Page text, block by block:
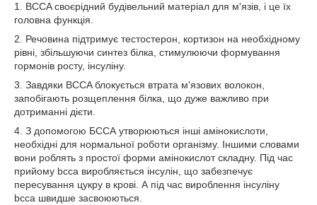
1. BCCA своєрідний будівельний матеріал для м'язів, і це їх
головна функція.
2. Речовина підтримує тестостерон, кортизон на необхідному
рівні, збільшуючи синтез білка, стимулюючи формування
гормонів росту, інсуліну.
3. Завдяки BCCA блокується втрата м'язових волокон,
запобігають розщеплення білка, що дуже важливо при
дотриманні дієти.
4. З допомогою БССА утворюються інші амінокислоти,
необхідні для нормальної роботи організму. Іншими словами
вони роблять з простої форми амінокислот складну. Під час
прийому bcca виробляється інсулін, що забезпечує
пересування цукру в крові. А під час вироблення інсуліну
bcca швидше засвоюються.